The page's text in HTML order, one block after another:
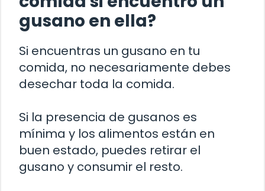
gusano en ella?
Si encuentras un gusano en tu
comida, no necesariamente debes
desechar toda la comida.
Si la presencia de gusanos es
mínima y los alimentos están en
buen estado, puedes retirar el
gusano y consumir el resto.